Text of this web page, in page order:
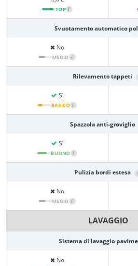
TOP i
Svuotamento automatico
No
MEDIO i
Rilevamento tappeti
Sì
BASICO i
Spazzola anti-groviglio
Sì
BUONO i
Pulizia bordi estesa
No
MEDIO i
LAVAGGIO
Sistema di lavaggio
No